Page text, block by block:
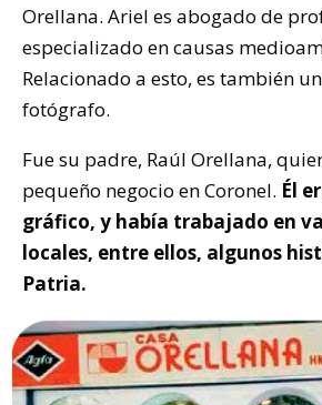
Orellana. Ariel es abogado de
especializado en causas
Relacionado a esto, es también
fotógrafo.
Fue su padre, Raúl Orellana,
pequeño negocio en Coronel. Él
gráfico, y había trabajado en
locales, entre ellos, algunos
Patria.